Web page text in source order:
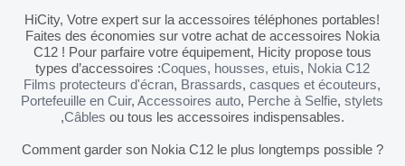
HiCity, Votre expert sur la accessoires téléphones portables!
Faites des économies sur votre achat de accessoires Nokia
C12 ! Pour parfaire votre équipement, Hicity propose tous
types d’accessoires :Coques, housses, etuis, Nokia C12
Films protecteurs d'écran, Brassards,casques et écouteurs,
Portefeuille en Cuir,Accessoires auto, Perche à Selfie,stylets
,Câbles ou tous les accessoires indispensables.
Comment garder son Nokia C12 le plus longtemps possible ?